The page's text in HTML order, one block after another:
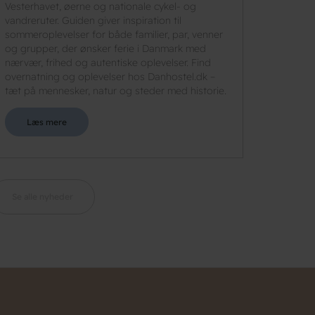
Vesterhavet, øerne og nationale cykel- og
vandreruter. Guiden giver inspiration til
sommeroplevelser for både familier, par, venner
og grupper, der ønsker ferie i Danmark med
nærvær, frihed og autentiske oplevelser. Find
overnatning og oplevelser hos Danhostel.dk –
tæt på mennesker, natur og steder med historie.
Læs mere